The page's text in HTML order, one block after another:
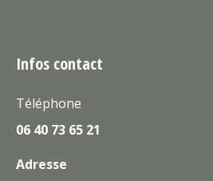
Infos contact
Téléphone
06 40 73 65 21
Adresse